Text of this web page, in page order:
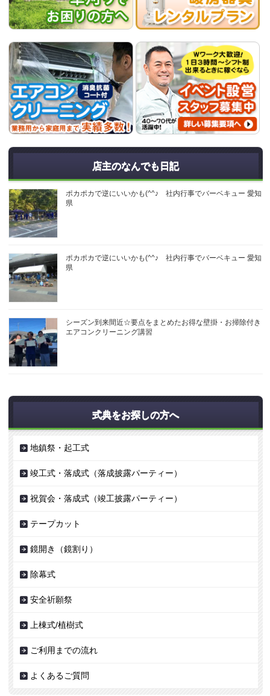
店主のなんでも日記
ポカポカで逆にいいかも(^^♪ 社内行事でバーベキュー 愛知
県
ポカポカで逆にいいかも(^^♪ 社内行事でバーベキュー 愛知
県
シーズン到来間近☆要点をまとめたお得な壁掛・お掃除付き
エアコンクリーニング講習
式典をお探しの方へ
地鎮祭・起工式
竣工式・落成式（落成披露パーティー）
祝賀会・落成式（竣工披露パーティー）
テープカット
鏡開き（鏡割り）
除幕式
安全祈願祭
上棟式/植樹式
ご利用までの流れ
よくあるご質問